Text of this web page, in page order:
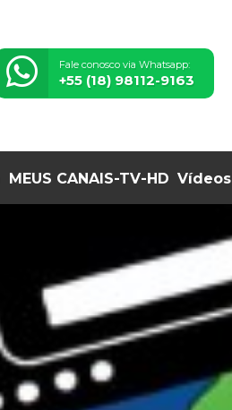
Fale conosco via Whatsapp:
+55 (18) 98112-9163
MEUS CANAIS-TV-HD Vídeos